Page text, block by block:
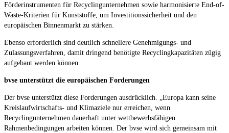
Förderinstrumenten für Recyclingunternehmen sowie harmonisierte End-of-
Waste-Kriterien für Kunststoffe, um Investitionssicherheit und den
europäischen Binnenmarkt zu stärken.
Ebenso erforderlich sind deutlich schnellere Genehmigungs- und
Zulassungsverfahren, damit dringend benötigte Recyclingkapazitäten zügig
aufgebaut werden können.
bvse unterstützt die europäischen Forderungen
Der bvse unterstützt diese Forderungen ausdrücklich. „Europa kann seine
Kreislaufwirtschafts- und Klimaziele nur erreichen, wenn
Recyclingunternehmen dauerhaft unter wettbewerbsfähigen
Rahmenbedingungen arbeiten können. Der bvse wird sich gemeinsam mit